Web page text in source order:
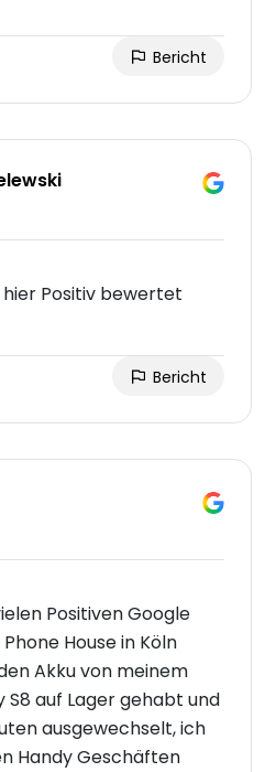
Bericht
Positiv bewertet
Bericht
Positiven Google
House in Köln
Akku von meinem
S8 auf Lager gehabt und
ausgewechselt, ich
Handy Geschäften